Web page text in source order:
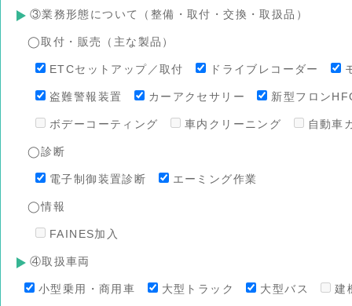
③業務形態について（整備・取付・交換・取扱品）
◯取付・販売（主な製品）
ETCセットアップ／取付 ドライブレコーダー
盗難警報装置 カーアクセサリー 新型フロン
ボデーコーティング 車内クリーニング 自動車
◯診断
電子制御装置診断 エーミング作業
◯情報
FAINES加入
④取扱車両
小型乗用・商用車 大型トラック 大型バス 建